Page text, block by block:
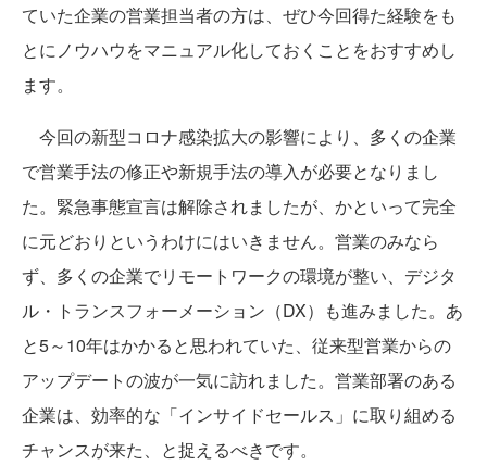
ていた企業の営業担当者の方は、ぜひ今回得た経験をも
とにノウハウをマニュアル化しておくことをおすすめし
ます。
今回の新型コロナ感染拡大の影響により、多くの企業
で営業手法の修正や新規手法の導入が必要となりまし
た。緊急事態宣言は解除されましたが、かといって完全
に元どおりというわけにはいきません。営業のみなら
ず、多くの企業でリモートワークの環境が整い、デジタ
ル・トランスフォーメーション（DX）も進みました。あ
と5～10年はかかると思われていた、従来型営業からの
アップデートの波が一気に訪れました。営業部署のある
企業は、効率的な「インサイドセールス」に取り組める
チャンスが来た、と捉えるべきです。